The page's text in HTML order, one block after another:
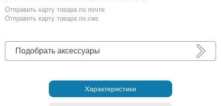
Отправить карту товара по почте
Отправить карту товара по смс
Подобрать аксессуары
Характеристики